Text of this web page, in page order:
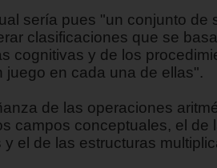
sería pues "un conjunto de
clasificaciones que se
cognitivas y de los
juego en cada una de ellas".
de las operaciones
campos conceptuales, el de
el de las estructuras